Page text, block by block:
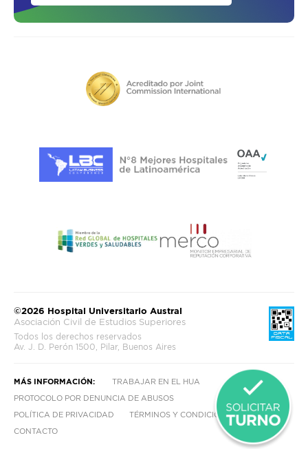
©2026 Hospital Universitario Austral
Asociación Civil de Estudios Superiores
Todos los derechos reservados
Av. J. D. Perón 1500, Pilar, Buenos Aires
MÁS INFORMACIÓN: TRABAJAR EN EL HUA
PROTOCOLO POR DENUNCIA DE ABUSOS
POLÍTICA DE PRIVACIDAD TÉRMINOS Y CONDICIONES
CONTACTO